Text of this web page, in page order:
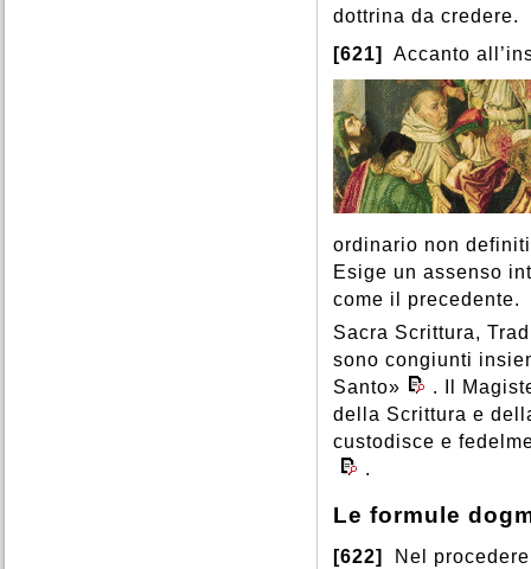
dottrina da credere.
[621]
Accanto
ordinario non
Esige un assenso
come il precedente.
Sacra Scrittura,
sono congiunti
Santo»
. Il
della Scrittura e
custodisce e
.
Le formule
[622] Nel